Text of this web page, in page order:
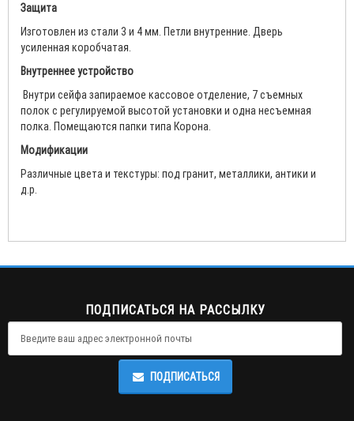
Защита
Изготовлен из стали 3 и 4 мм. Петли внутренние. Дверь
усиленная коробчатая.
Внутреннее устройство
Внутри сейфа запираемое кассовое отделение, 7 съемных
полок с регулируемой высотой установки и одна несъемная
полка. Помещаются папки типа Корона.
Модификации
Различные цвета и текстуры: под гранит, металлики, антики и
д.р.
ПОДПИСАТЬСЯ НА РАССЫЛКУ
ПОДПИСАТЬСЯ